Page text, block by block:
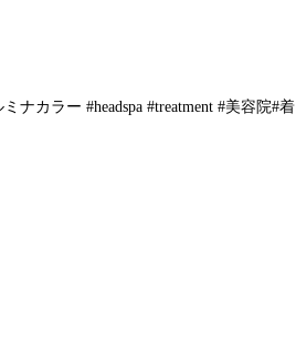
ナカラー #headspa #treatment #美容院#着